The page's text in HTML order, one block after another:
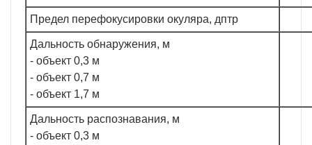
Предел перефокусировки окуляра, дптр
Дальность обнаружения, м
- объект 0,3 м
- объект 0,7 м
- объект 1,7 м
Дальность распознавания, м
- объект 0,3 м